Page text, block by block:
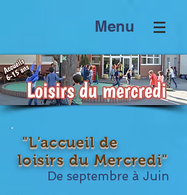
Menu
"L'accueil de
loisirs du Mercredi"
De septembre à Juin